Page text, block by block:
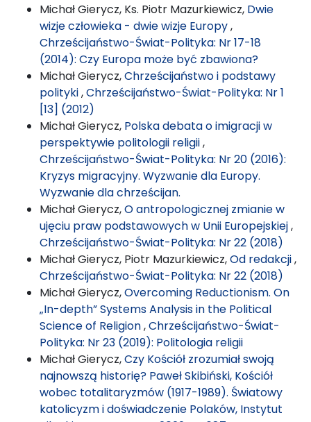
Michał Gierycz, Ks. Piotr Mazurkiewicz, Dwie
wizje człowieka - dwie wizje Europy,
Chrześcijaństwo-Świat-Polityka: Nr 17-18
(2014): Czy Europa może być zbawiona?
Michał Gierycz,Chrześcijaństwo i podstawy
polityki,Chrześcijaństwo-Świat-Polityka: Nr 1
[13] (2012)
Michał Gierycz, Polska debata o imigracji w
perspektywie politologii religii,
Chrześcijaństwo-Świat-Polityka: Nr 20 (2016):
Kryzys migracyjny. Wyzwanie dla Europy.
Wyzwanie dla chrześcijan.
Michał Gierycz,O antropologicznej zmianie w
ujęciu praw podstawowych w Unii Europejskiej,
Chrześcijaństwo-Świat-Polityka: Nr 22 (2018)
Michał Gierycz, Piotr Mazurkiewicz,Od redakcji,
Chrześcijaństwo-Świat-Polityka: Nr 22 (2018)
Michał Gierycz,Overcoming Reductionism. On
„In-depth” Systems Analysis in the Political
Science of Religion,Chrześcijaństwo-Świat-
Polityka: Nr 23 (2019): Politologia religii
Michał Gierycz,Czy Kościół zrozumiał swoją
najnowszą historię? Paweł Skibiński, Kościół
wobec totalitaryzmów (1917-1989). Światowy
katolicyzm i doświadczenie Polaków, Instytut